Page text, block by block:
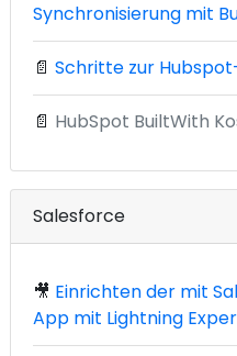
Synchronisierung mit
📄 Schritte zur
📄 HubSpot BuiltWith
Salesforce
🎥 Einrichten der mit
App mit Lightning